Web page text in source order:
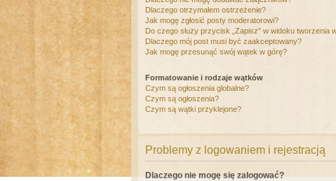
Dlaczego otrzymałem ostrzeżenie?
Jak mogę zgłosić posty moderatorowi?
Do czego służy przycisk „Zapisz” w widoku tworzenia
Dlaczego mój post musi być zaakceptowany?
Jak mogę przesunąć swój wątek w górę?
Formatowanie i rodzaje wątków
Czym są ogłoszenia globalne?
Czym są ogłoszenia?
Czym są wątki przyklejone?
Problemy z logowaniem i rejestracją
Dlaczego nie mogę się zalogować?